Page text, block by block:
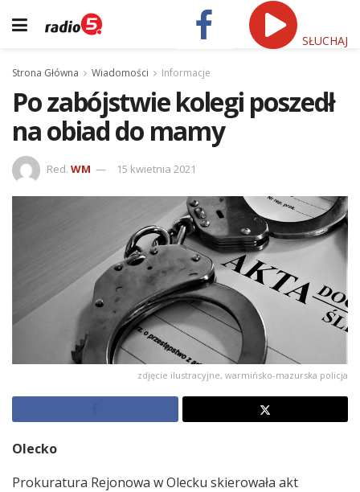
SŁUCHAJ
Strona Główna Wiadomości Informacje
Po zabójstwie kolegi poszedł
na obiad do mamy
Red. WM 15 kwietnia 2021
zdjęcie ilustracyjne, warmińsko-mazurska policja
Olecko
Prokuratura Rejonowa w Olecku skierowała akt